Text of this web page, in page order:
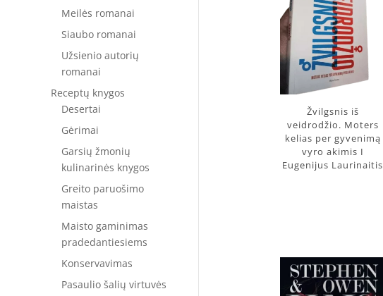
Meilės romanai
Siaubo romanai
Užsienio autorių
romanai
Receptų knygos
Desertai
Gėrimai
Garsių žmonių
kulinarinės knygos
Greito paruošimo
maistas
Maisto gaminimas
pradedantiesiems
Konservavimas
Pasaulio šalių virtuvės
Žvilgsnis iš
veidrodžio. Moters
kelias per gyvenimą
vyro akimis I
Eugenijus Laurinaitis